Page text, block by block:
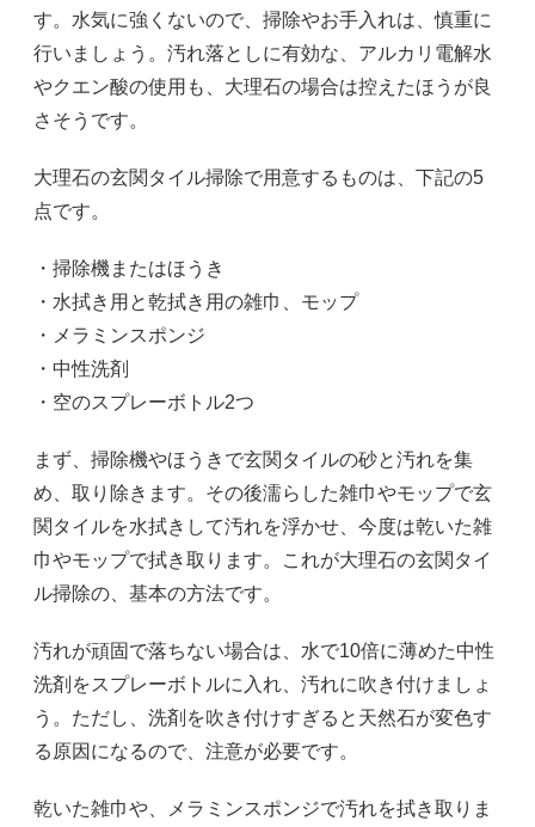
す。水気に強くないので、掃除やお手入れは、慎重に
行いましょう。汚れ落としに有効な、アルカリ電解水
やクエン酸の使用も、大理石の場合は控えたほうが良
さそうです。
大理石の玄関タイル掃除で用意するものは、下記の5
点です。
・掃除機またはほうき
・水拭き用と乾拭き用の雑巾、モップ
・メラミンスポンジ
・中性洗剤
・空のスプレーボトル2つ
まず、掃除機やほうきで玄関タイルの砂と汚れを集
め、取り除きます。その後濡らした雑巾やモップで玄
関タイルを水拭きして汚れを浮かせ、今度は乾いた雑
巾やモップで拭き取ります。これが大理石の玄関タイ
ル掃除の、基本の方法です。
汚れが頑固で落ちない場合は、水で10倍に薄めた中性
洗剤をスプレーボトルに入れ、汚れに吹き付けましょ
う。ただし、洗剤を吹き付けすぎると天然石が変色す
る原因になるので、注意が必要です。
乾いた雑巾や、メラミンスポンジで汚れを拭き取りま